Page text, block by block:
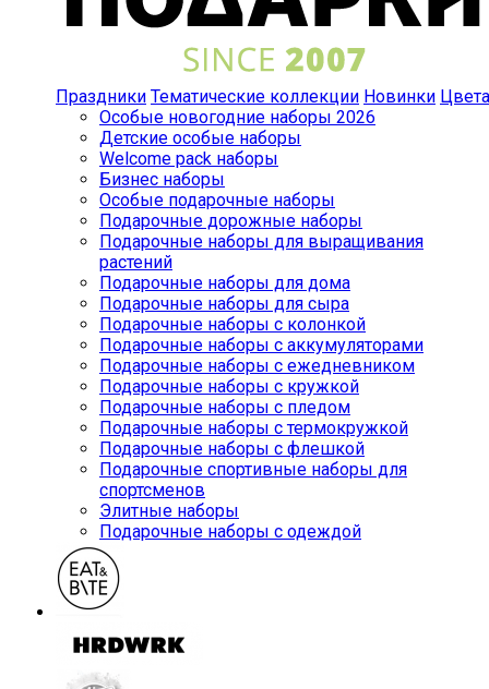
Праздники Тематические коллекции Новинки Цвета
Особые новогодние наборы 2026
Детские особые наборы
Welcome pack наборы
Бизнес наборы
Особые подарочные наборы
Подарочные дорожные наборы
Подарочные наборы для выращивания
растений
Подарочные наборы для дома
Подарочные наборы для сыра
Подарочные наборы с колонкой
Подарочные наборы с аккумуляторами
Подарочные наборы с ежедневником
Подарочные наборы с кружкой
Подарочные наборы с пледом
Подарочные наборы с термокружкой
Подарочные наборы с флешкой
Подарочные спортивные наборы для
спортсменов
Элитные наборы
Подарочные наборы с одеждой